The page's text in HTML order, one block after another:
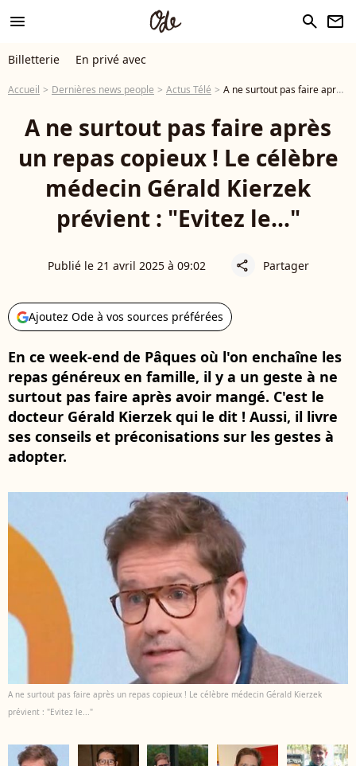
menu search newsletter
Billetterie En privé avec
Accueil Dernières news people Actus Télé A ne surtout pas faire après un repas copieux ! Le célèbre médecin Gérald Kierzek prévient : "Evitez le..."
A ne surtout pas faire après
un repas copieux ! Le célèbre
médecin Gérald Kierzek
prévient : "Evitez le..."
Publié le 21 avril 2025 à 09:02 share Partager
Ajoutez Ode à vos sources préférées
En ce week-end de Pâques où l'on enchaîne les
repas généreux en famille, il y a un geste à ne
surtout pas faire après avoir mangé. C'est le
docteur Gérald Kierzek qui le dit ! Aussi, il livre
ses conseils et préconisations sur les gestes à
adopter.
A ne surtout pas faire après un repas copieux ! Le célèbre médecin Gérald Kierzek
prévient : "Evitez le..."